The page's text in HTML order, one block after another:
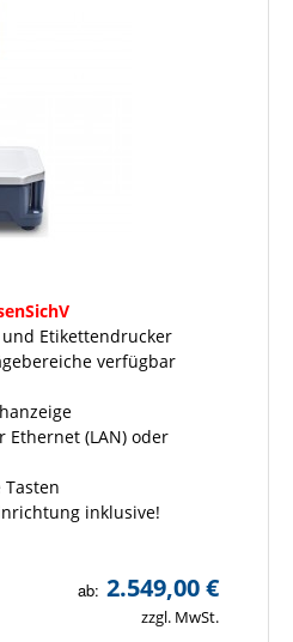
Etikettendrucker
verfügbar
Ethernet (LAN) oder
inklusive!
ab: 2.549,00 €
zzgl. MwSt.